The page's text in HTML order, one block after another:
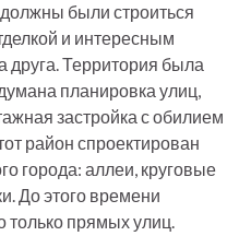
были строиться
и интересным
друга. Территория была
планировка улиц,
застройка с обилием
район спроектирован
города: аллеи, круговые
До этого времени
только прямых улиц.